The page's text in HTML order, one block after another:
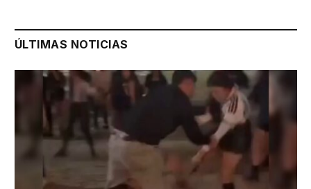
ÚLTIMAS NOTICIAS